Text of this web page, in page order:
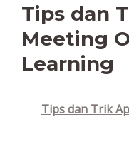
Tips dan
Meeting
Learning
Tips dan Trik